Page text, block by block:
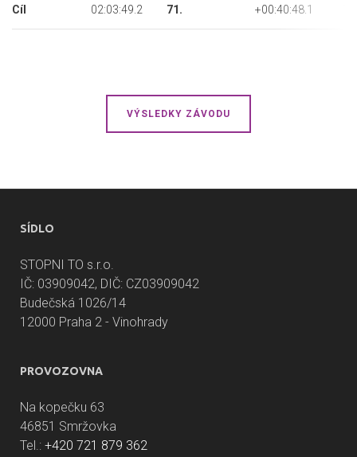
Cíl 02:03:49.2 71. +00:40:48.1
VÝSLEDKY ZÁVODU
SÍDLO
STOPNI TO s.r.o.
IČ: 03909042, DIČ: CZ03909042
Budečská 1026/14
12000 Praha 2 - Vinohrady
PROVOZOVNA
Na kopečku 63
46851 Smržovka
Tel.: +420 721 879 362